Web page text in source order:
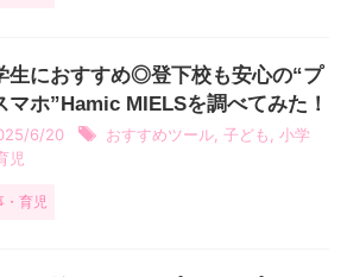
生におすすめ◎登下校も安心の“プ
マホ”Hamic MIELSを調べてみた！
6/20 おすすめツール 子ども
小学
児
・育児